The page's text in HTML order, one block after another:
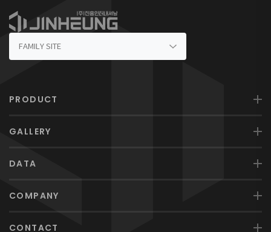
PRODUCT
GALLERY
DATA
COMPANY
CONTACT